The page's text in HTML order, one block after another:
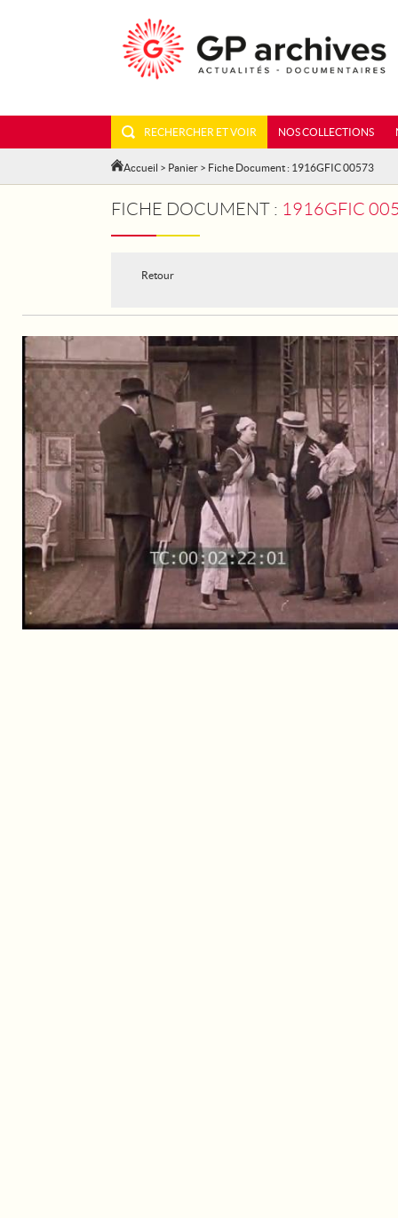
RECHERCHER ET VOIR NOS COLLECTIONS
Accueil > Panier > Fiche Document : 1916GFIC 00573
FICHE DOCUMENT : 1916GFIC
Retour